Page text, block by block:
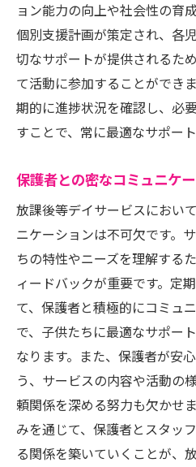
ョン能力の向上や社会性の育
個別支援計画が策定され、各
切なサポートが提供されるた
て活動に参加することができ
期的に進捗状況を確認し、必
すことで、常に最適なサポー
保護者との密なコミュニケ
放課後等デイサービスにおい
ニケーションは不可欠です。
ちの特性やニーズを理解する
ィードバックが重要です。定
て、保護者と積極的にコミュ
で、子供たちに最適なサポー
なります。また、保護者が安
う、サービスの内容や活動の
頼関係を深める努力も欠かせ
みを通じて、保護者とスタッ
る関係を築いていくことが、